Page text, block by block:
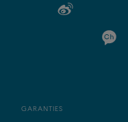
GARANTIES